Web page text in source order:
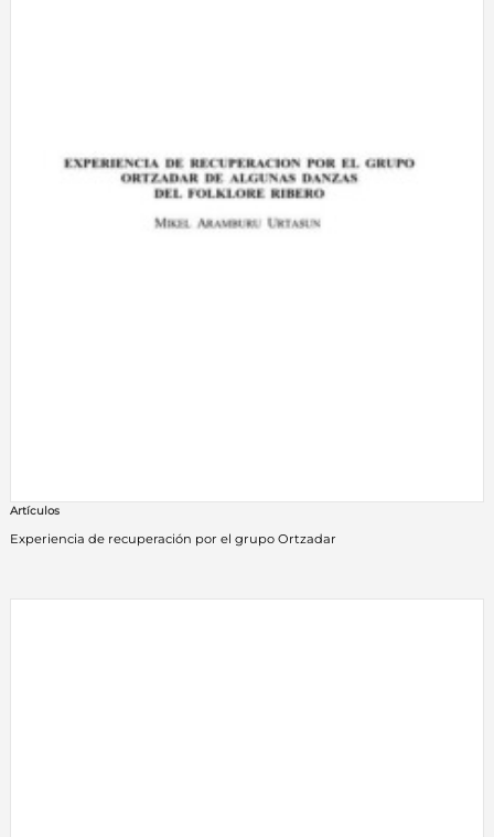
Artículos
Experiencia de recuperación por el grupo Ortzadar